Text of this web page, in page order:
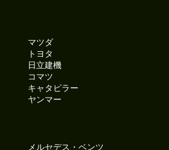
マツダ
トヨタ
日立建機
コマツ
キャタピラー
ヤンマー
メルセデス・ベンツ